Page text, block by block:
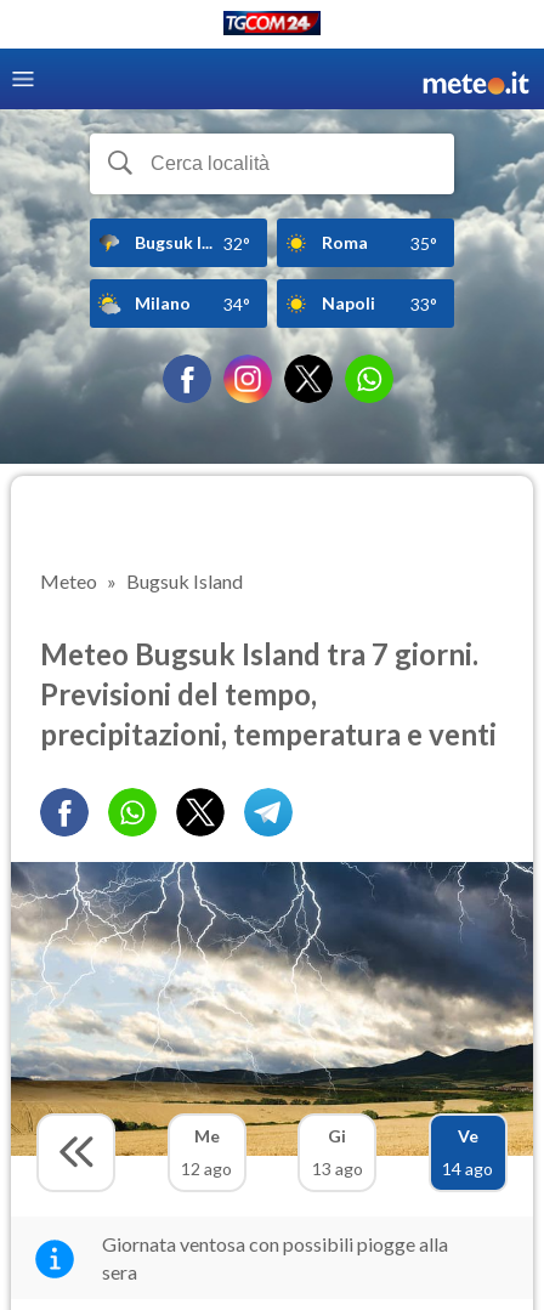
Bugsuk I... 32° Roma 35°
Milano 34° Napoli 33°
Meteo Bugsuk Island
Meteo Bugsuk Island tra 7 giorni.
Previsioni del tempo,
precipitazioni, temperatura e venti
Me
12 ago
Gi
13 ago
Ve
14 ago
Giornata ventosa con possibili piogge alla
sera